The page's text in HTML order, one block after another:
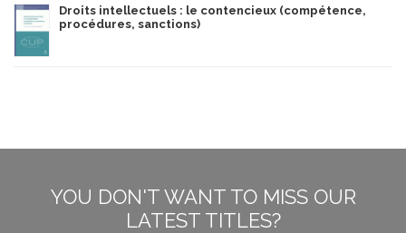
Droits intellectuels : le contencieux (compétence,
procédures, sanctions)
YOU DON'T WANT TO MISS OUR
LATEST TITLES?